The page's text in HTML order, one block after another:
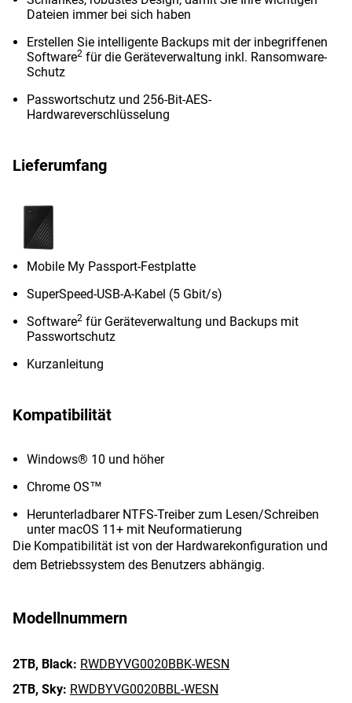
Dateien immer bei sich haben
Erstellen Sie intelligente Backups mit der inbegriffenen
Software2 für die Geräteverwaltung inkl. Ransomware-
Schutz
Passwortschutz und 256-Bit-AES-
Hardwareverschlüsselung
Lieferumfang
Mobile My Passport-Festplatte
SuperSpeed-USB-A-Kabel (5 Gbit/s)
Software2 für Geräteverwaltung und Backups mit
Passwortschutz
Kurzanleitung
Kompatibilität
Windows® 10 und höher
Chrome OS™
Herunterladbarer NTFS-Treiber zum Lesen/Schreiben
unter macOS 11+ mit Neuformatierung
Die Kompatibilität ist von der Hardwarekonfiguration und
dem Betriebssystem des Benutzers abhängig.
Modellnummern
2TB, Black: RWDBYVG0020BBK-WESN
2TB, Sky: RWDBYVG0020BBL-WESN